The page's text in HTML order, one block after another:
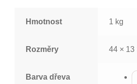
Hmotnost 1 kg
Rozměry 44 × 13
Barva dřeva